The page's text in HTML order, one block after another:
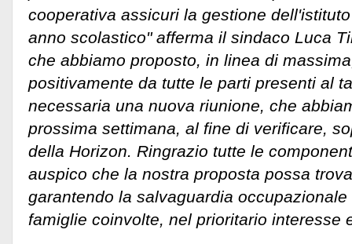
cooperativa assicuri la gestione
anno scolastico" afferma il sindaco Luca
che abbiamo proposto, in linea di
positivamente da tutte le parti presenti al
necessaria una nuova riunione, che
prossima settimana, al fine di verificare,
della Horizon. Ringrazio tutte le
auspico che la nostra proposta possa
garantendo la salvaguardia
famiglie coinvolte, nel prioritario interesse